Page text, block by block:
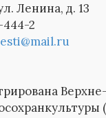
Ленина, д. 13
444-2